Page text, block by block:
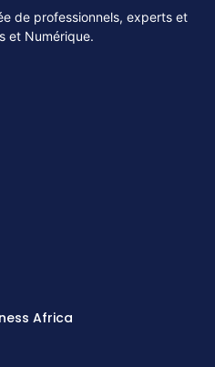
de professionnels, experts et
et Numérique.
Africa